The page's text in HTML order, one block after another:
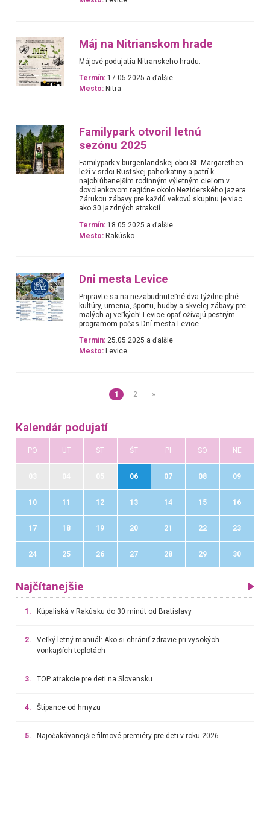
Máj na Nitrianskom hrade
Májové podujatia Nitranskeho hradu.
Termín: 17.05.2025 a ďalšie
Mesto: Nitra
Familypark otvoril letnú
sezónu 2025
Familypark v burgenlandskej obci St. Margarethen
leží v srdci Rustskej pahorkatiny a patrí k
najobľúbenejším rodinným výletným cieľom v
dovolenkovom regióne okolo Neziderského jazera.
Zárukou zábavy pre každú vekovú skupinu je viac
ako 30 jazdných atrakcií.
Termín: 18.05.2025 a ďalšie
Mesto: Rakúsko
Dni mesta Levice
Pripravte sa na nezabudnuteľné dva týždne plné
kultúry, umenia, športu, hudby a skvelej zábavy pre
malých aj veľkých! Levice opäť ožívajú pestrým
programom počas Dní mesta Levice
Termín: 25.05.2025 a ďalšie
Mesto: Levice
1 2 »
Kalendár podujatí
PO UT ST ŠT PI SO NE
06 07 08 09
10 11 12 13 14 15 16
17 18 19 20 21 22 23
24 25 26 27 28 29 30
Najčítanejšie
1. Kúpaliská v Rakúsku do 30 minút od Bratislavy
2.
Veľký letný manuál: Ako si chrániť zdravie pri vysokých
vonkajších teplotách
3. TOP atrakcie pre deti na Slovensku
4. Štípance od hmyzu
5. Najočakávanejšie filmové premiéry pre deti v roku 2026